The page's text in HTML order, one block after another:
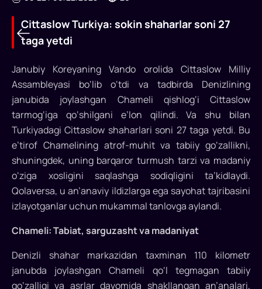
Cittaslow
Turkiya:
sokin
shaharlar
soni
27
taga
yetdi
Janubiy
Cittaslow Turkiya: sokin shaharlar soni 27
taga yetdi
Janubiy Koreyaning Vando orolida Cittaslow Milliy
Assambleyasi bo‘lib o‘tdi va tadbirda Denizlining
janubida joylashgan Chameli qishlog‘i Cittaslow
tarmog‘iga qo‘shilgani e’lon qilindi. Va shu bilan
Turkiyadagi Cittaslow shaharlari soni 27 taga yetdi. Bu
e’tirof Chamelining atrof-muhit va tabiiy go‘zallikni,
shuningdek, uning barqaror turmush tarzi va madaniy
o‘ziga xosligini saqlashga sodiqligini ta’kidlaydi.
Qolaversa, u an’anaviy ildizlarga ega sayohat tajribasini
izlayotganlar uchun mukammal tanlovga aylandi.
Chameli: Tabiat, sarguzasht va madaniyat
Denizli shahar markazidan taxminan 110 kilometr
janubda joylashgan Chameli qo‘l tegmagan tabiiy
go‘zalligi va asrlar davomida shakllangan an’analari,